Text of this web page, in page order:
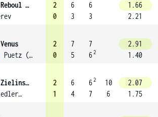
Reboul (2)
2
0
6
3
6
3
1.66
2.21
Venus
Puetz (1)
2
0
7
5
7
62
2.91
1.40
Zielinski
Miedler (4)
2
1
6
4
62
7
10
6
2.07
1.75